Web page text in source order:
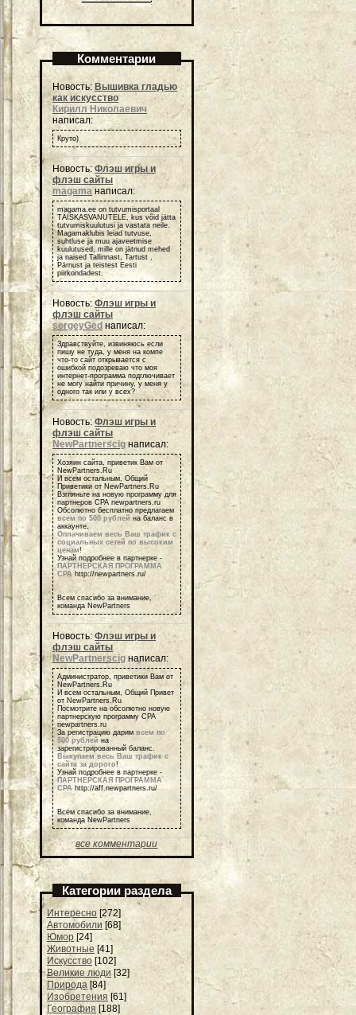
Комментарии
Новость: Вышивка гладью
как искусство
Кирилл Николаевич
написал:
Круто)
Новость:Флэш игры и
флэш сайты
magama написал:
magama.ee on tutvumisportaal
TÄISKASVANUTELE, kus võid jätta
tutvumiskuulutusi ja vastata neile.
Magamaklubis leiad tutvuse,
suhtluse ja muu ajaveetmise
kuulutused, mille on jätnud mehed
ja naised Tallinnast, Tartust ,
Pärnust ja teistest Eesti
piirkondadest.
Новость: Флэш игры и
флэш сайты
sergeyGed написал:
Здравствуйте, извиняюсь если
пишу не туда, у меня на компе
что-то сайт открывается с
ошибкой подозреваю что моя
интернет-программа подглючивает
не могу найти причину, у меня у
одного так или у всех?
Новость: Флэш игры и
флэш сайты
NewPartnerscigнаписал:
Хозяин сайта, приветик Вам от
NewPartners.Ru
И всем остальным, Общий
Приветики от NewPartners.Ru
Взгляньте на новую программу для
партнеров СРА newpartners.ru
Обсолютно бесплатно предлагаем
всем по 500 рублей на баланс в
аккаунте.
Оплачиваем весь Ваш трафик с
социальных сетей по высоким
ценам!
Узнай подробнее в партнерке -
ПАРТНЕРСКАЯ ПРОГРАММА
СРА http://newpartners.ru/
Всем спасибо за внимание,
команда NewPartners
Новость: Флэш игры и
флэш сайты
NewPartnerscig написал:
Администратор, приветики Вам от
NewPartners.Ru
И всем остальным, Общий Привет
от NewPartners.Ru
Посмотрите на обсолютно новую
партнерскую программу СРА
newpartners.ru
За регистрацию дарим всем по
500 рублей на
зарегистрированный баланс.
Выкупаем весь Ваш трафик с
сайта за дорого!
Узнай подробнее в партнерке -
ПАРТНЕРСКАЯ ПРОГРАММА
СРА http://aff.newpartners.ru/
Всем спасибо за внимание,
команда NewPartners
все комментарии
Категории раздела
Интересно [272]
Автомобили [68]
Юмор [24]
Животные [41]
Искусство [102]
Великие люди [32]
Природа [84]
Изобретения [61]
География [188]